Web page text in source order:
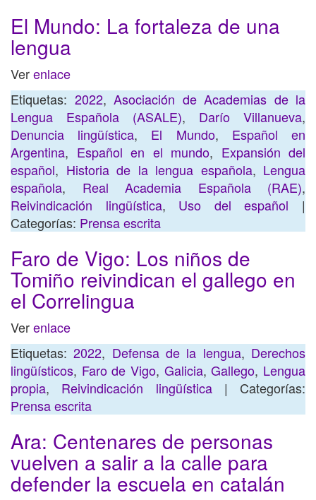
El Mundo: La fortaleza de una
lengua
Verenlace
Etiquetas: 2022, Asociación de Academias de la
Lengua Española (ASALE), Darío Villanueva,
Denuncia lingüística, El Mundo, Español en
Argentina, Español en el mundo, Expansión del
español, Historia de la lengua española, Lengua
española, Real Academia Española (RAE),
Reivindicación lingüística, Uso del español |
Categorías: Prensa escrita
Faro de Vigo: Los niños de
Tomiño reivindican el gallego en
el Correlingua
Verenlace
Etiquetas:2022, Defensa de la lengua, Derechos
lingüísticos, Faro de Vigo, Galicia,Gallego, Lengua
propia, Reivindicación lingüística| Categorías:
Prensa escrita
Ara: Centenares de personas
vuelven a salir a la calle para
defender la escuela en catalán